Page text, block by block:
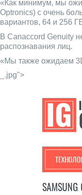
«Как минимум, мы
Optronics) с очень
вариантов, 64 и 256
В Canaccord Genuity
распознавания лиц.
«Мы также ожидаем
_.jpg">